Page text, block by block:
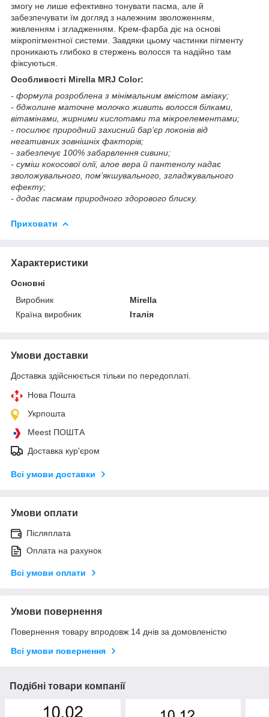
змогу не лише ефективно тонувати пасма, але й
забезпечувати їм догляд з належним зволоженням,
живленням і згладженням. Крем-фарба діє на основі
мікропігментної системи. Завдяки цьому частинки пігменту
проникають глибоко в стержень волосся та надійно там
фіксуються.
Особливості Mirella MRJ Color:
- формула розроблена з мінімальним вмістом аміаку;
- бджолине маточне молочко живить волосся білками,
вітамінами, жирними кислотами та мікроелементами;
- посилює природний захисний бар’єр локонів від
негативних зовнішніх факторів;
- забезпечує 100% забарвлення сивини;
- суміш кокосової олії, алое вера й пантенолу надає
зволожувального, пом’якшувального, згладжувального
ефекту;
- додає пасмам природного здорового блиску.
Приховати
Характеристики
Основні
Виробник
Mirella
Країна виробник
Італія
Умови доставки
Доставка здійснюється тільки по передоплаті.
Нова Пошта
Укрпошта
Meest ПОШТА
Доставка кур'єром
Всі умови доставки
Умови оплати
Післяплата
Оплата на рахунок
Всі умови оплати
Умови повернення
Повернення товару впродовж 14 днів за домовленістю
Всі умови повернення
Подібні товари компанії